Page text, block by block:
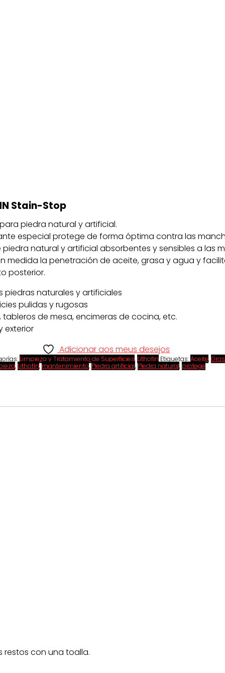
Stain-Stop
piedra natural y artificial.
especial protege de forma óptima contra las
natural y artificial absorbentes y sensibles a las
medida la penetración de aceite, grasa y agua y
posterior.
piedras naturales y artificiales
pulidas y rugosas
tableros de mesa, encimeras de cocina, etc.
exterior
Adicionar aos meus desejos
Limpieza y Tratamiento de Superficies, Lithofin Etiquetas:Aceite,
, Lithofin,mantenimiento,Piedra artificial,Piedra natural, protege
restos con una toalla.